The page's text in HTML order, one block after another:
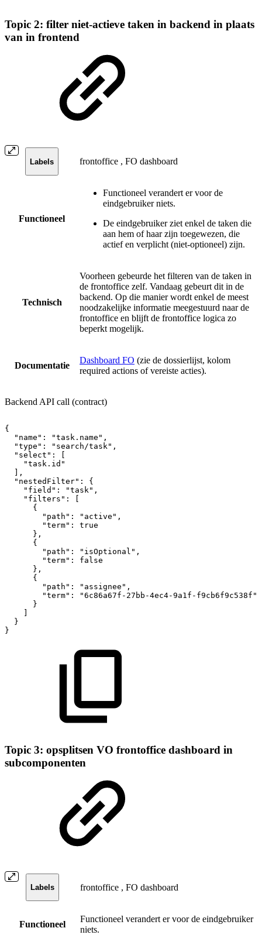
Topic 2: filter niet-actieve taken in backend in plaats
van in frontend
Labels frontoffice , FO dashboard
Functioneel
Functioneel verandert er voor de
eindgebruiker niets.
De eindgebruiker ziet enkel de taken die
aan hem of haar zijn toegewezen, die
actief en verplicht (niet-optioneel) zijn.
Technisch
Voorheen gebeurde het filteren van de taken in
de frontoffice zelf. Vandaag gebeurt dit in de
backend. Op die manier wordt enkel de meest
noodzakelijke informatie meegestuurd naar de
frontoffice en blijft de frontoffice logica zo
beperkt mogelijk.
Documentatie
Dashboard FO (zie de dossierlijst, kolom
required actions of vereiste acties).
Backend API call (contract)
{
"name":
"task.name",
"type":
"search/task",
"select":
"task.id"
],
"nestedFilter":
{
"field":
"task",
"filters":
{
"path":
"active",
"term":
true
},
{
"path":
"isOptional",
"term":
false
},
{
"path":
"assignee",
"term":
"6c86a67f-27bb-4ec4-9a1f-f9cb6f9c538f"
}
}
}
Topic 3: opsplitsen VO frontoffice dashboard in
subcomponenten
Labels frontoffice , FO dashboard
Functioneel
Functioneel verandert er voor de eindgebruiker
niets.